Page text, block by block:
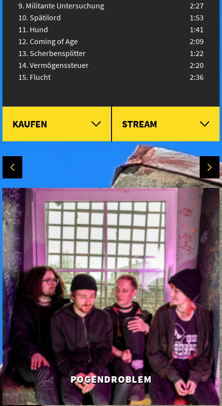
Militante Untersuchung
2:27
Spätilord
1:53
Hund
1:41
Coming of Age
2:09
Scherbensplitter
1:22
Vermögenssteuer
2:20
Flucht
2:36
KAUFEN STREAM
POGENDROBLEM